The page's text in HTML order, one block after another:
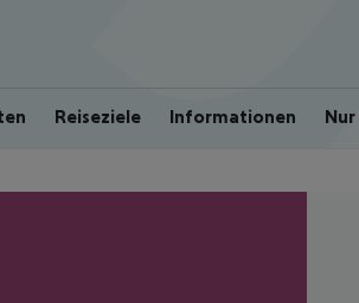
Reiseziele Informationen